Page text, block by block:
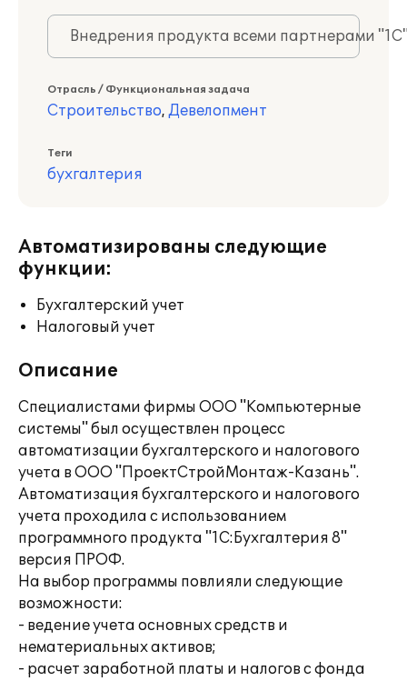
Внедрения продукта всеми партнерами
Отрасль / Функциональная задача
Строительство, Девелопмент
Теги
бухгалтерия
Автоматизированы следующие
функции:
Бухгалтерский учет
Налоговый учет
Описание
Специалистами фирмы ООО "Компьютерные
системы" был осуществлен процесс
автоматизации бухгалтерского и налогового
учета в ООО "ПроектСтройМонтаж-Казань".
Автоматизация бухгалтерского и налогового
учета проходила с использованием
программного продукта "1С:Бухгалтерия 8"
версия ПРОФ.
На выбор программы повлияли следующие
возможности:
- ведение учета основных средств и
нематериальных активов;
- расчет заработной платы и налогов с фонда